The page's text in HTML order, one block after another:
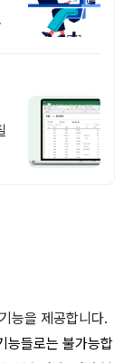
능을 제공합니다.
능들로는 불가능합